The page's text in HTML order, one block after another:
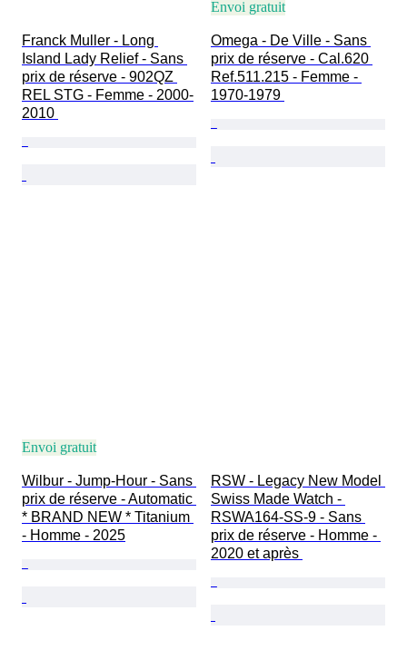
Franck Muller - Long
Island Lady Relief - Sans
prix de réserve - 902QZ
REL STG - Femme - 2000-
2010
Envoi gratuit
Omega - De Ville - Sans
prix de réserve - Cal.620
Ref.511.215 - Femme -
1970-1979
Envoi gratuit
Wilbur - Jump-Hour - Sans
prix de réserve - Automatic
* BRAND NEW * Titanium
- Homme - 2025
RSW - Legacy New Model
Swiss Made Watch -
RSWA164-SS-9 - Sans
prix de réserve - Homme -
2020 et après